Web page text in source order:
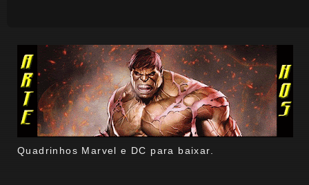
Quadrinhos Marvel e DC para baixar.